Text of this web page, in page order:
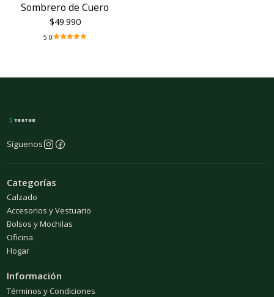
Sombrero de Cuero
$49.990
5.0
Síguenos
Categorías
Calzado
Accesorios y Vestuario
Bolsos y Mochilas
Oficina
Hogar
Información
Términos y Condiciones